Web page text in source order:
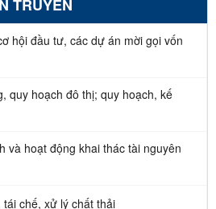
TRUYỀN
hội đầu tư, các dự án mời gọi vốn
quy hoạch đô thị; quy hoạch, kế
và hoạt động khai thác tài nguyên
chế, xử lý chất thải